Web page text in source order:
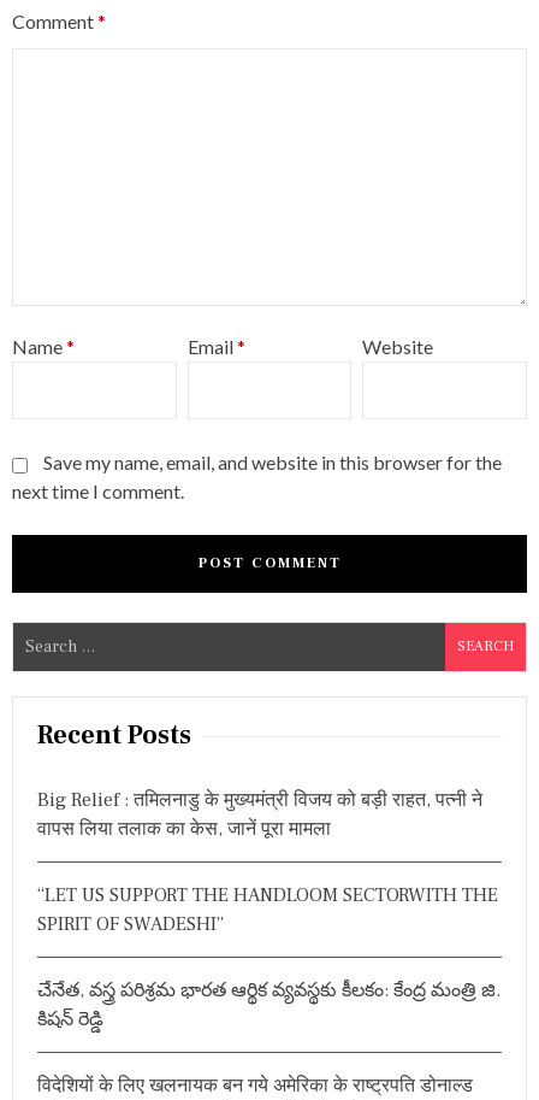
Comment*
Name* Email* Website
Save my name, email, and website in this browser for the
next time I comment.
e
a
Recent Posts
Big Relief : तमिलनाडु के मुख्यमंत्री विजय को बड़ी राहत, पत्नी ने
वापस लिया तलाक का केस, जानें पूरा मामला
“LET US SUPPORT THE HANDLOOM SECTORWITH THE
SPIRIT OF SWADESHI”
చేనేత, వస్త్ర పరిశ్రమ భారత ఆర్థిక వ్యవస్థకు కీలకం: కేంద్ర మంత్రి జి.
కిషన్ రెడ్డి
विदेशियों के लिए खलनायक बन गये अमेरिका के राष्ट्रपति डोनाल्ड